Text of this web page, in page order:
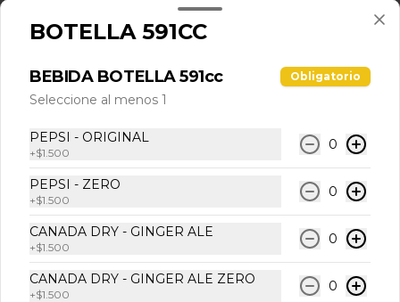
LLEVAR
$400 $50
VASO
$100
BOTELLA 591CC
BEBIDA BOTELLA 591cc Obligatorio
Seleccione al menos 1
PEPSI - ORIGINAL
+$1.500
0
PEPSI - ZERO
+$1.500
0
CANADA DRY - GINGER ALE
+$1.500
0
CANADA DRY - GINGER ALE ZERO
+$1.500
0